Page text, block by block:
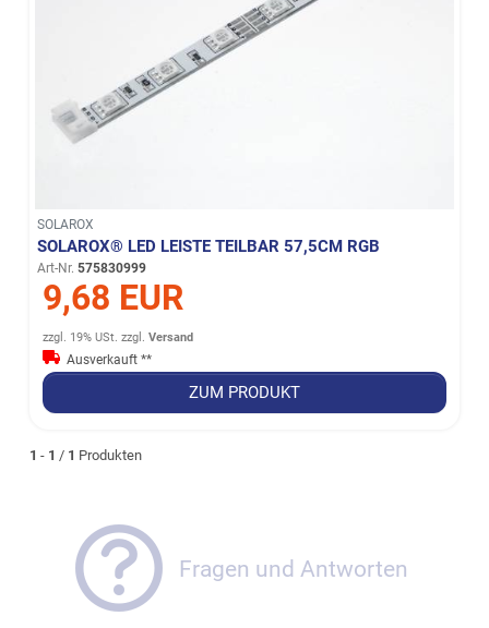
SOLAROX
SOLAROX® LED LEISTE TEILBAR 57,5CM RGB
Art-Nr. 575830999
9,68 EUR
zzgl. 19% USt. zzgl.Versand
Ausverkauft **
ZUM PRODUKT
1 - 1 / 1 Produkten
Fragen und Antworten